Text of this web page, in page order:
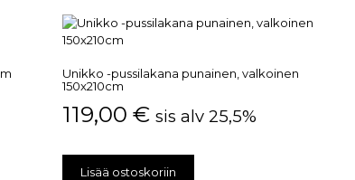
Unikko -pussilakana punainen, valkoinen
150x210cm
119,00€ sis alv 25,5%
Lisää ostoskoriin